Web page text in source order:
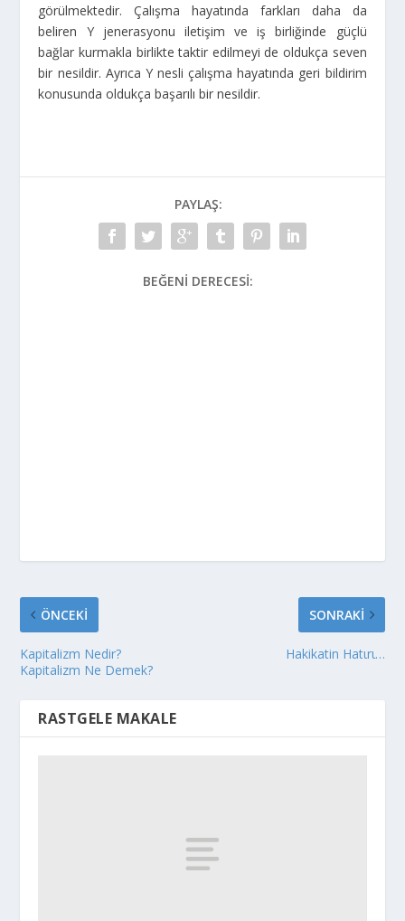
görülmektedir. Çalışma hayatında farkları daha da
beliren Y jenerasyonu iletişim ve iş birliğinde güçlü
bağlar kurmakla birlikte taktir edilmeyi de oldukça seven
bir nesildir. Ayrıca Y nesli çalışma hayatında geri bildirim
konusunda oldukça başarılı bir nesildir.
PAYLAŞ:
BEĞENI DERECESI:
ÖNCEKI
Kapitalizm Nedir?
Kapitalizm Ne Demek?
SONRAKI
Hakikatin Hatιrι…
RASTGELE MAKALE